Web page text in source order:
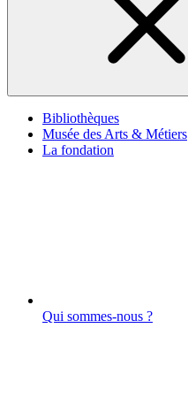
Bibliothèques
Musée des Arts & Métiers
La fondation
Qui sommes-nous ?